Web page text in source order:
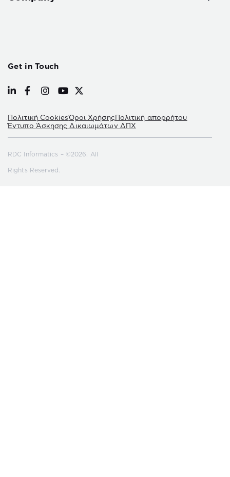
Get in Touch
Πολιτική CookiesΌροι ΧρήσηςΠολιτική απορρήτου
Έντυπο Άσκησης Δικαιωμάτων ΔΠΧ
RDC Informatics – ©2026. All
Rights Reserved.